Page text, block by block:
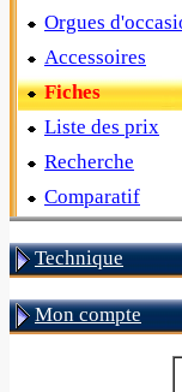
Orgues
Accessoires
Fiches
Liste des prix
Recherche
Comparatif
Technique
Mon compte